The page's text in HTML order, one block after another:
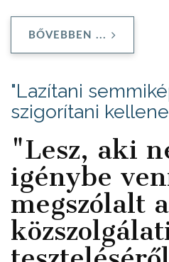
BŐVEBBEN ...
"Lazítani
szigorítani
"Lesz, aki
igénybe
megszólalt a